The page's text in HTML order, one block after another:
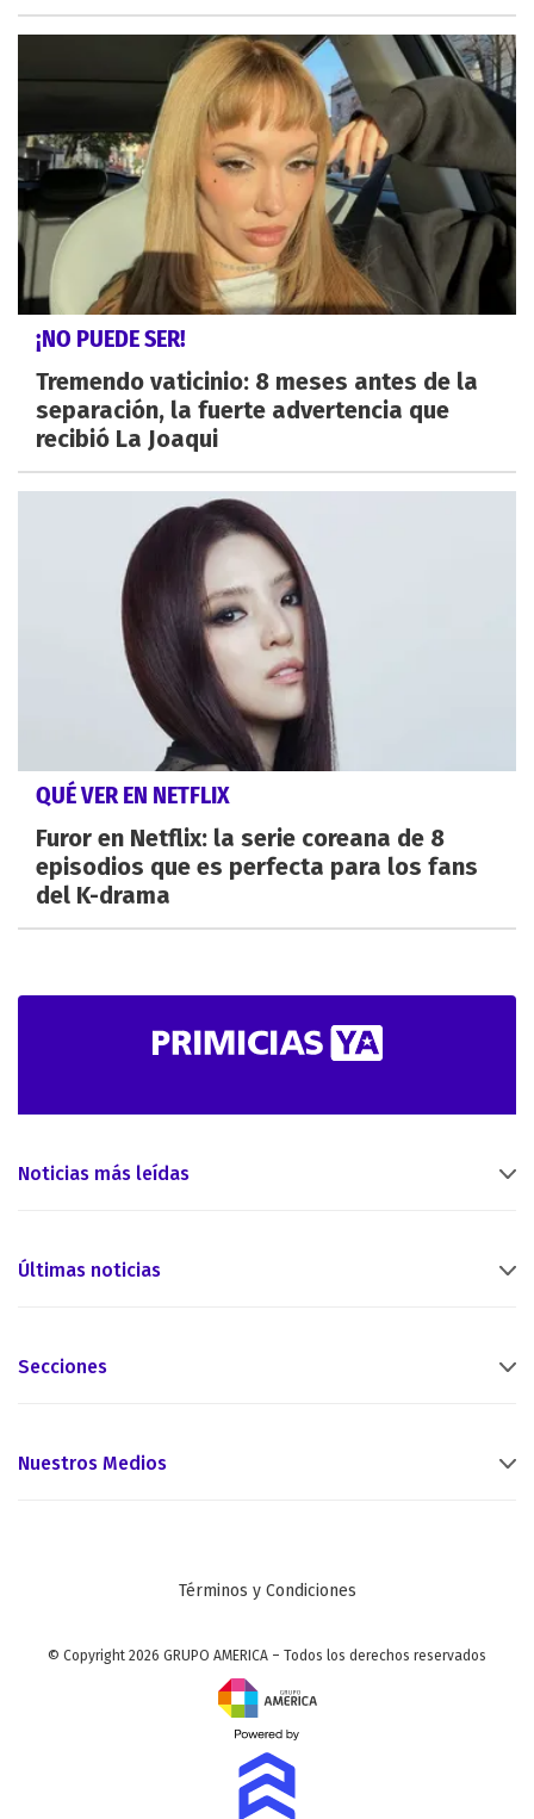
¡NO PUEDE SER!
Tremendo vaticinio: 8 meses antes de la
separación, la fuerte advertencia que
recibió La Joaqui
QUÉ VER EN NETFLIX
Furor en Netflix: la serie coreana de 8
episodios que es perfecta para los fans
del K-drama
Noticias más leídas
Últimas noticias
Secciones
Nuestros Medios
Términos y Condiciones
© Copyright 2026 GRUPO AMERICA – Todos los derechos reservados